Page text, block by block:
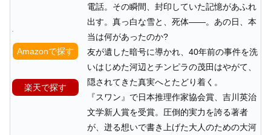
Amazonで探す
楽天で探す
電話。その瞬間、封印していた記憶があふれ
出す。真っ白な雪と、死体――。あの日、本
当は何があったのか?
友が遺した暗号に導かれ、40年前の事件を洗
いはじめた河辺とチンピラの茂田はやがて、
隠されてきた真実へとたどり着く。
『スワン』で日本推理作家協会賞、吉川英治
文学新人賞を受賞。圧倒的実力を誇る著者
が、迸る想いで書き上げた大人のための大河